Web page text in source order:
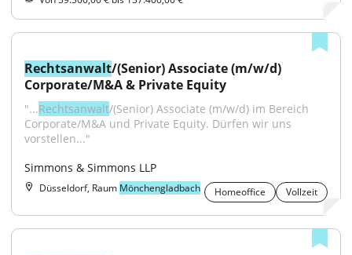
Rechtsanwalt/(Senior) Associate (m/w/d)
Corporate/M&A & Private Equity
"...Rechtsanwalt/(Senior) Associate (m/w/d) im Bereich
Corporate/M&A und Private Equity. Dürfen wir uns
vorstellen..."
Simmons & Simmons LLP
Düsseldorf, Raum Mönchengladbach Homeoffice Vollzeit